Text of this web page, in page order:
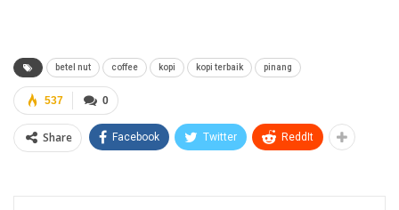
betel nut coffee kopi kopi terbaik pinang
0
537
Share Facebook Twitter ReddIt